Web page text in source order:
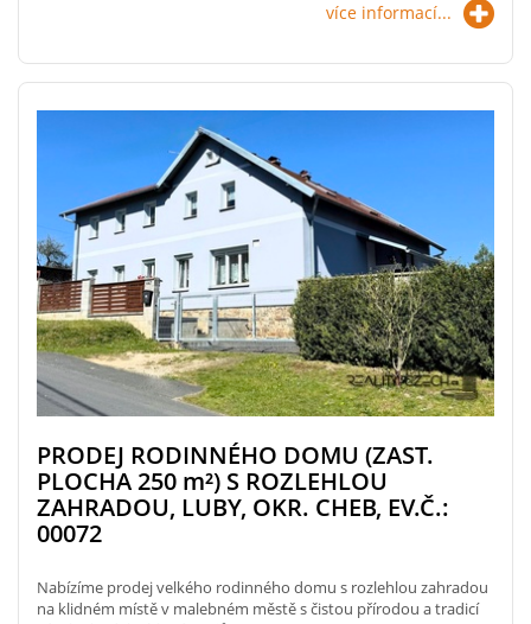
více informací...
PRODEJ RODINNÉHO DOMU (ZAST.
PLOCHA 250 m²) S ROZLEHLOU
ZAHRADOU, LUBY, OKR. CHEB, EV.Č.:
00072
Nabízíme prodej velkého rodinného domu s rozlehlou zahradou
na klidném místě v malebném městě s čistou přírodou a tradicí